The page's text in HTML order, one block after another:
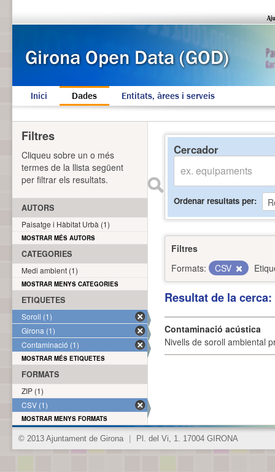
Inici Dades Entitats, àrees i serveis
Cercador
Ordenar resultats per
Filtres
Formats:
CSV
Resultat de la
Contaminació acústica
Nivells de soroll ambiental
Filtres
Cliqueu sobre un o més
termes de la llista següent
per filtrar els resultats.
AUTORS
Paisatge i Hàbitat Urbà (1)
MOSTRAR MÉS AUTORS
CATEGORIES
Medi ambient (1)
MOSTRAR MENYS CATEGORIES
ETIQUETES
Soroll (1)
Girona (1)
Contaminació (1)
MOSTRAR MÉS ETIQUETES
FORMATS
ZIP (1)
CSV (1)
MOSTRAR MENYS FORMATS
© 2013 Ajuntament de Girona Pl. del Vi, 1. 17004 GIRONA